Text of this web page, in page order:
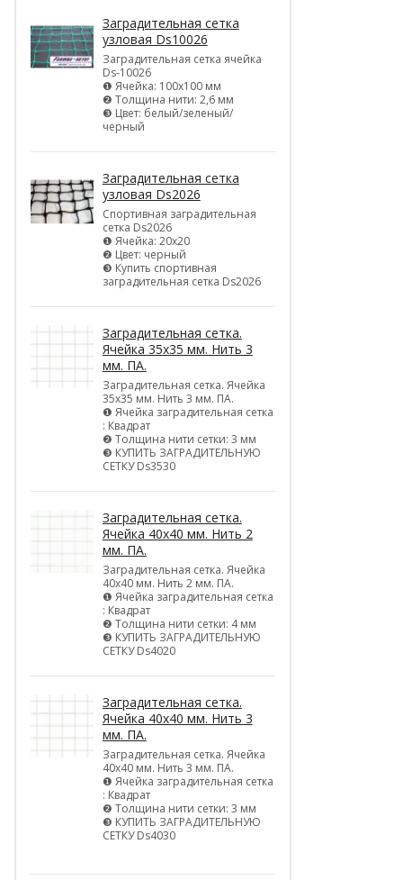
Заградительная сетка
узловая Ds10026
Заградительная сетка ячейка
Ds-10026
❶ Ячейка: 100х100 мм
❷ Толщина нити: 2,6 мм
❸ Цвет: белый/зеленый/
черный
Заградительная сетка
узловая Ds2026
Спортивная заградительная
сетка Ds2026
❶ Ячейка: 20х20
❷ Цвет: черный
❸ Купить спортивная
заградительная сетка Ds2026
Заградительная сетка.
Ячейка 35х35 мм. Нить 3
мм. ПА.
Заградительная сетка. Ячейка
35х35 мм. Нить 3 мм. ПА.
❶ Ячейка заградительная сетка
: Квадрат
❷ Толщина нити сетки: 3 мм
❸ КУПИТЬ ЗАГРАДИТЕЛЬНУЮ
СЕТКУ Ds3530
Заградительная сетка.
Ячейка 40х40 мм. Нить 2
мм. ПА.
Заградительная сетка. Ячейка
40х40 мм. Нить 2 мм. ПА.
❶ Ячейка заградительная сетка
: Квадрат
❷ Толщина нити сетки: 4 мм
❸ КУПИТЬ ЗАГРАДИТЕЛЬНУЮ
СЕТКУ Ds4020
Заградительная сетка.
Ячейка 40х40 мм. Нить 3
мм. ПА.
Заградительная сетка. Ячейка
40х40 мм. Нить 3 мм. ПА.
❶ Ячейка заградительная сетка
: Квадрат
❷ Толщина нити сетки: 3 мм
❸ КУПИТЬ ЗАГРАДИТЕЛЬНУЮ
СЕТКУ Ds4030